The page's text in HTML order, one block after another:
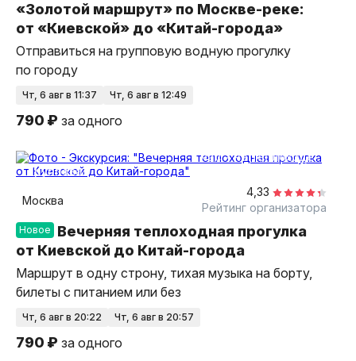
«Золотой маршрут» по Москве-реке:
от «Киевской» до «Китай-города»
Отправиться на групповую водную прогулку
по городу
чт, 6 авг в 11:37 чт, 6 авг в 12:49
790 ₽ за одного
1 час
на теплоходе
групповая
Москва
4,33
Рейтинг организатора
Новое
Вечерняя теплоходная прогулка
от Киевской до Китай-города
Маршрут в одну строну, тихая музыка на борту,
билеты с питанием или без
чт, 6 авг в 20:22 чт, 6 авг в 20:57
790 ₽ за одного